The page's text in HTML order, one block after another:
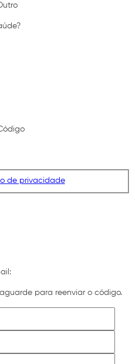
de privacidade
para reenviar o código.